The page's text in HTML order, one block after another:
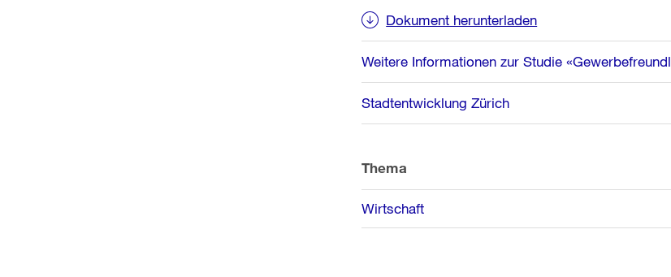
Dokument herunterladen
Weitere Informationen zur Studie
Stadtentwicklung Zürich
Thema
Wirtschaft